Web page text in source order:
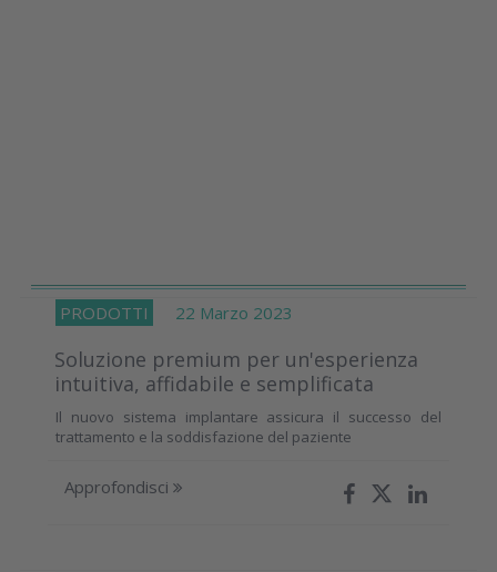
PRODOTTI 22 Marzo 2023
Soluzione premium per un'esperienza
intuitiva, affidabile e semplificata
Il nuovo sistema implantare assicura il successo del
trattamento e la soddisfazione del paziente
Approfondisci